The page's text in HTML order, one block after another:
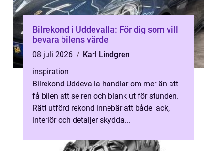
Bilrekond i Uddevalla: För dig som vill
bevara bilens värde
08 juli 2026
Karl Lindgren
inspiration
Bilrekond Uddevalla handlar om mer än att
få bilen att se ren och blank ut för stunden.
Rätt utförd rekond innebär att både lack,
interiör och detaljer skydda...